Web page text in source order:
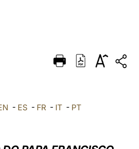
DEUTSCH
العربيّة
LATINE
- ES- FR- IT- PT